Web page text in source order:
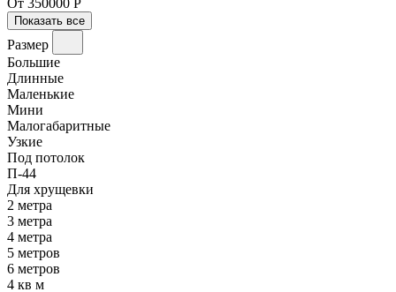
Показать все
Размер
Большие
Длинные
Маленькие
Мини
Малогабаритные
Узкие
Под потолок
П-44
Для хрущевки
2 метра
3 метра
4 метра
5 метров
6 метров
4 кв м